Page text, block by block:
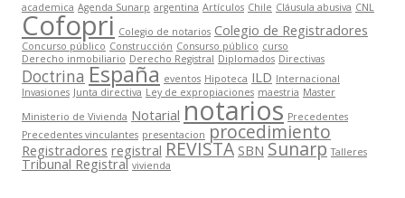
academica Agenda Sunarp argentina Artículos Chile Cláusula abusiva CNL
Cofopri Colegio de notarios Colegio de Registradores
Concurso público Construcción Consurso público curso
Derecho inmobiliario Derecho Registral Diplomados Directivas
Doctrina España eventos Hipoteca ILD Internacional
Invasiones Junta directiva Ley de expropiaciones maestria Master
Ministerio de Vivienda Notarial notarios Precedentes
Precedentes vinculantes presentacion procedimiento
Registradores registral REVISTA SBN Sunarp Talleres
Tribunal Registral vivienda